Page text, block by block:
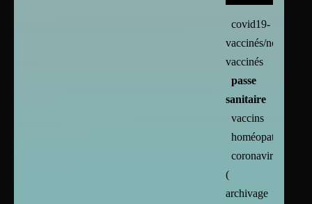
covid19-
vaccinés/non
vaccinés
passe
sanitaire
vaccins
homéopathie
coronavirus
(
archivage